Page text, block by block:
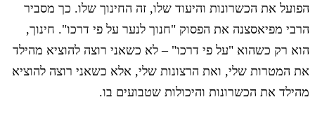
הפועל את הכשרונות והיעוד שלו, זה החינוך שלו. כך מסביר
הרבי מפיאסצנה את הפסוק "חנוך לנער על פי דרכו". חינוך,
הוא רק כשהוא "על פי דרכו" – לא כשאני רוצה להוציא מהילד
את המטרות שלי, ואת הרצונות שלי, אלא כשאני רוצה להוציא
מהילד את הכשרונות והיכולות שטבועים בו.